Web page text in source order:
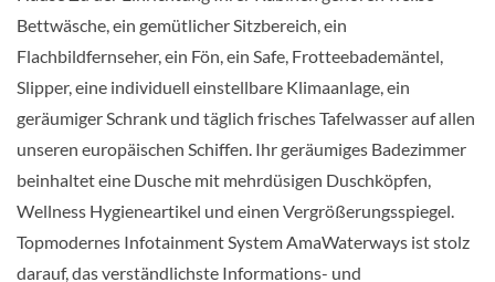
Außenkabine-[E]
Piano Deck
Aussenkabine
Suite-[SS]
Bettwäsche, ein gemütlicher Sitzbereich, ein
Flachbildfernseher, ein Fön, ein Safe, Frotteebademäntel,
Slipper, eine individuell einstellbare Klimaanlage, ein
geräumiger Schrank und täglich frisches Tafelwasser auf allen
unseren europäischen Schiffen. Ihr geräumiges Badezimmer
beinhaltet eine Dusche mit mehrdüsigen Duschköpfen,
Wellness Hygieneartikel und einen Vergrößerungsspiegel.
Topmodernes Infotainment System AmaWaterways ist stolz
darauf, das verständlichste Informations- und